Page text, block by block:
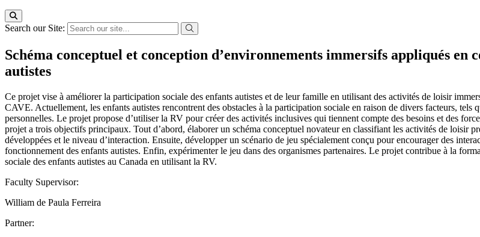
Search our Site:
Schéma conceptuel et conception d’environnements immersifs appliqués en
autistes
Ce projet vise à améliorer la participation sociale des enfants autistes et de leur famille en utilisant des activités de loisir
CAVE. Actuellement, les enfants autistes rencontrent des obstacles à la participation sociale en raison de divers facteurs, tels
personnelles. Le projet propose d’utiliser la RV pour créer des activités inclusives qui tiennent compte des besoins et des
projet a trois objectifs principaux. Tout d’abord, élaborer un schéma conceptuel novateur en classifiant les activités de loisir
développées et le niveau d’interaction. Ensuite, développer un scénario de jeu spécialement conçu pour encourager des
fonctionnement des enfants autistes. Enfin, expérimenter le jeu dans des organismes partenaires. Le projet contribue à la
sociale des enfants autistes au Canada en utilisant la RV.
Faculty Supervisor:
William de Paula Ferreira
Partner: